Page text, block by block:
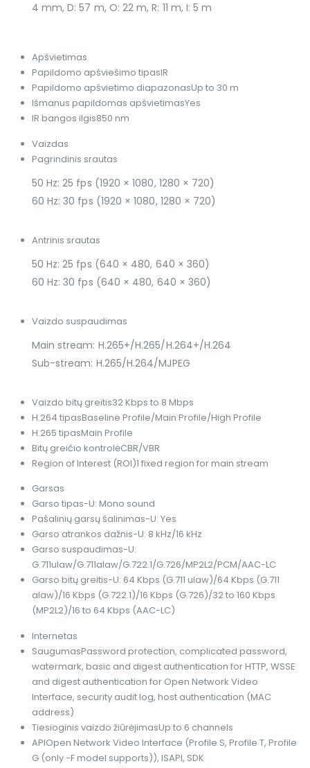
4 mm, D: 57 m, O: 22 m, R: 11 m, I: 5 m
Apšvietimas
Papildomo apšviešimo tipasIR
Papildomo apšvietimo diapazonasUp to 30 m
Išmanus papildomas apšvietimasYes
IR bangos ilgis850 nm
Vaizdas
Pagrindinis srautas
50 Hz: 25 fps (1920 × 1080, 1280 × 720)
60 Hz: 30 fps (1920 × 1080, 1280 × 720)
Antrinis srautas
50 Hz: 25 fps (640 × 480, 640 × 360)
60 Hz: 30 fps (640 × 480, 640 × 360)
Vaizdo suspaudimas
Main stream: H.265+/H.265/H.264+/H.264
Sub-stream: H.265/H.264/MJPEG
Vaizdo bitų greitis32 Kbps to 8 Mbps
H.264 tipasBaseline Profile/Main Profile/High Profile
H.265 tipasMain Profile
Bitų greičio kontrolėCBR/VBR
Region of Interest (ROI)1 fixed region for main stream
Garsas
Garso tipas-U: Mono sound
Pašalinių garsų šalinimas-U: Yes
Garso atrankos dažnis-U: 8 kHz/16 kHz
Garso suspaudimas-U:
G.711ulaw/G.711alaw/G.722.1/G.726/MP2L2/PCM/AAC-LC
Garso bitų greitis-U: 64 Kbps (G.711 ulaw)/64 Kbps (G.711
alaw)/16 Kbps (G.722.1)/16 Kbps (G.726)/32 to 160 Kbps
(MP2L2)/16 to 64 Kbps (AAC-LC)
Internetas
SaugumasPassword protection, complicated password,
watermark, basic and digest authentication for HTTP, WSSE
and digest authentication for Open Network Video
Interface, security audit log, host authentication (MAC
address)
Tiesioginis vaizdo žiūrėjimasUp to 6 channels
APIOpen Network Video Interface (Profile S, Profile T, Profile
G (only -F model supports)), ISAPI, SDK